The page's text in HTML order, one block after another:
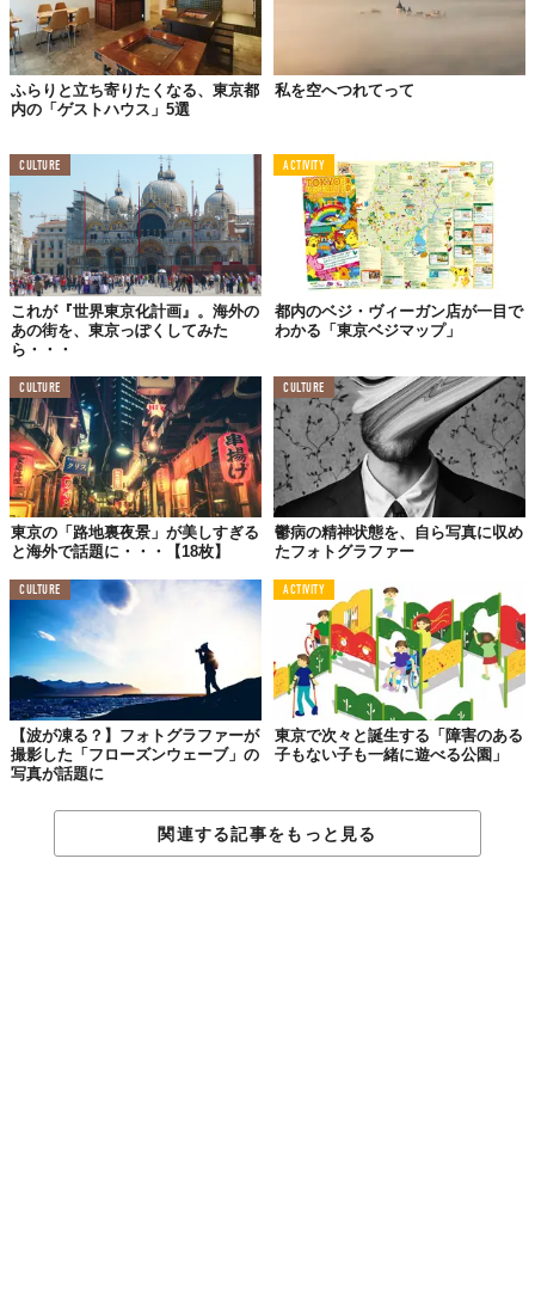
いたような、カラフルな色で溢れていた。
「わっ」
まわりの訪問者たちは、場内に設置されている太鼓などの楽器を
叩いている。先輩が見せてくれた動画にながれていた、あの軽快
ふらりと立ち寄りたくなる、東京都
内の「ゲストハウス」5選
私を空へつれてって
CULTURE
これが『世界東京化計画』。海外の
あの街を、東京っぽくしてみた
ら・・・
ACTIVITY
都内のベジ・ヴィーガン店が一目で
わかる「東京ベジマップ」
CULTURE
東京の「路地裏夜景」が美しすぎる
と海外で話題に・・・【18枚】
CULTURE
鬱病の精神状態を、自ら写真に収め
たフォトグラファー
CULTURE
【波が凍る？】フォトグラファーが
撮影した「フローズンウェーブ」の
写真が話題に
ACTIVITY
東京で次々と誕生する「障害のある
子もない子も一緒に遊べる公園」
関連する記事をもっと見る